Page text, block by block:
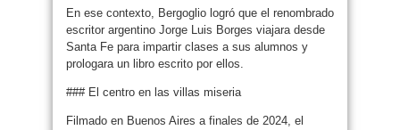
En ese contexto, Bergoglio logró que el renombrado
escritor argentino Jorge Luis Borges viajara desde
Santa Fe para impartir clases a sus alumnos y
prologara un libro escrito por ellos.
### El centro en las villas miseria
Filmado en Buenos Aires a finales de 2024, el